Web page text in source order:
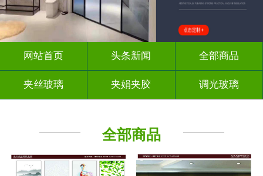
网站首页 头条新闻 全部商品
夹丝玻璃 夹娟夹胶 调光玻璃
其它玻璃
全部商品